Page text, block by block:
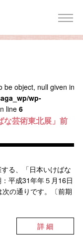
be object, null given in
wp-
line 6
な芸術東北展」前
る、「日本いけばな
平成31年年５月16日
次の通りです。〔前期
詳 細